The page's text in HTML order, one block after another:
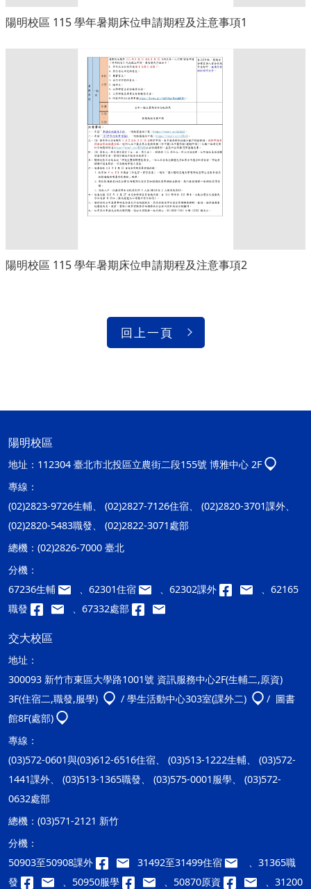
陽明校區 115 學年暑期床位申請期程及注意事項1
陽明校區 115 學年暑期床位申請期程及注意事項2
回上一頁
陽明校區
地址： 112304 臺北市北投區立農街二段155號 博雅中心 2F
專線：
(02)2823-9726生輔、 (02)2827-7126住宿、 (02)2820-3701課外、
(02)2820-5483職發、 (02)2822-3071處部
總機： (02)2826-7000 臺北
分機：
67236生輔
、62301住宿 、62302課外
、62165
職發
、67332處部
交大校區
地址：
300093 新竹市東區大學路1001號 資訊服務中心2F(生輔二,原資)
3F(住宿二,職發,服學)
/ 學生活動中心303室(課外二)
/ 圖書
館8F(處部)
專線：
(03)572-0601與(03)612-6516住宿、 (03)513-1222生輔、 (03)572-
1441課外、 (03)513-1365職發、 (03)575-0001服學、 (03)572-
0632處部
總機： (03)571-2121 新竹
分機：
50903至50908課外
31492至31499住宿
、31365職
發
、50950服學 、50870原資 、31200